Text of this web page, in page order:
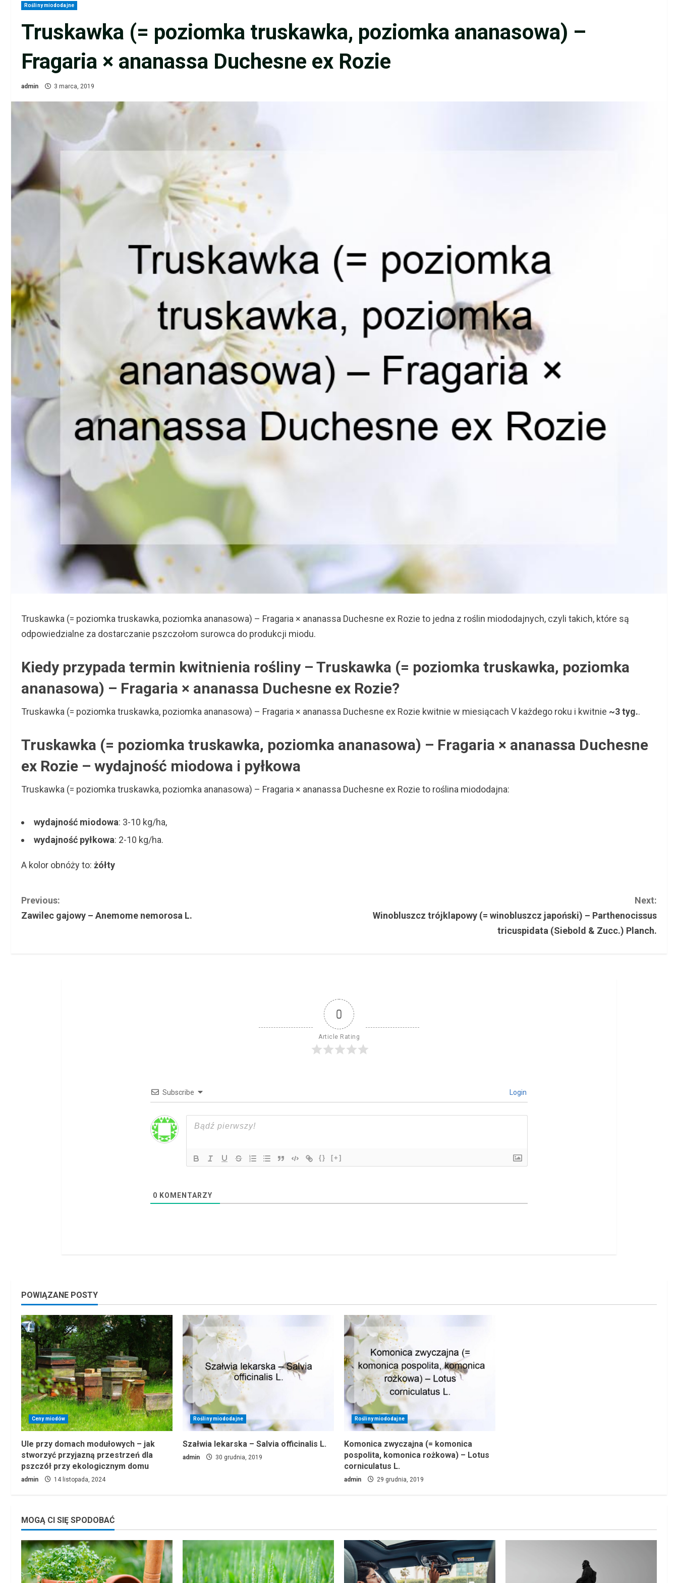
Rośliny miododajne
Truskawka (= poziomka truskawka, poziomka ananasowa) –
Fragaria × ananassa Duchesne ex Rozie
admin 3 marca, 2019
Truskawka (= poziomka truskawka, poziomka ananasowa) – Fragaria × ananassa Duchesne ex Rozie to jedna z roślin miododajnych, czyli takich, które są
odpowiedzialne za dostarczanie pszczołom surowca do produkcji miodu.
Kiedy przypada termin kwitnienia rośliny – Truskawka (= poziomka truskawka, poziomka
ananasowa) – Fragaria × ananassa Duchesne ex Rozie?
Truskawka (= poziomka truskawka, poziomka ananasowa) – Fragaria × ananassa Duchesne ex Rozie kwitnie w miesiącach V każdego roku i kwitnie ~3 tyg..
Truskawka (= poziomka truskawka, poziomka ananasowa) – Fragaria × ananassa Duchesne
ex Rozie – wydajność miodowa i pyłkowa
Truskawka (= poziomka truskawka, poziomka ananasowa) – Fragaria × ananassa Duchesne ex Rozie to roślina miododajna:
wydajność miodowa: 3-10 kg/ha,
wydajność pyłkowa: 2-10 kg/ha.
A kolor obnóży to: żółty
C
o
Previous:
Zawilec gajowy – Anemome nemorosa L.
Next:
Winobluszcz trójklapowy (= winobluszcz japoński) – Parthenocissus
tricuspidata (Siebold & Zucc.) Planch.
0
Article Rating
Subscribe Login
{} [+]
0 KOMENTARZY
POWIĄZANE POSTY
Ceny miodów
Ule przy domach modułowych – jak
stworzyć przyjazną przestrzeń dla
pszczół przy ekologicznym domu
admin 14 listopada, 2024
Rośliny miododajne
Szałwia lekarska – Salvia officinalis L.
admin 30 grudnia, 2019
Rośliny miododajne
Komonica zwyczajna (= komonica
pospolita, komonica rożkowa) – Lotus
corniculatus L.
admin 29 grudnia, 2019
MOGĄ CI SIĘ SPODOBAĆ